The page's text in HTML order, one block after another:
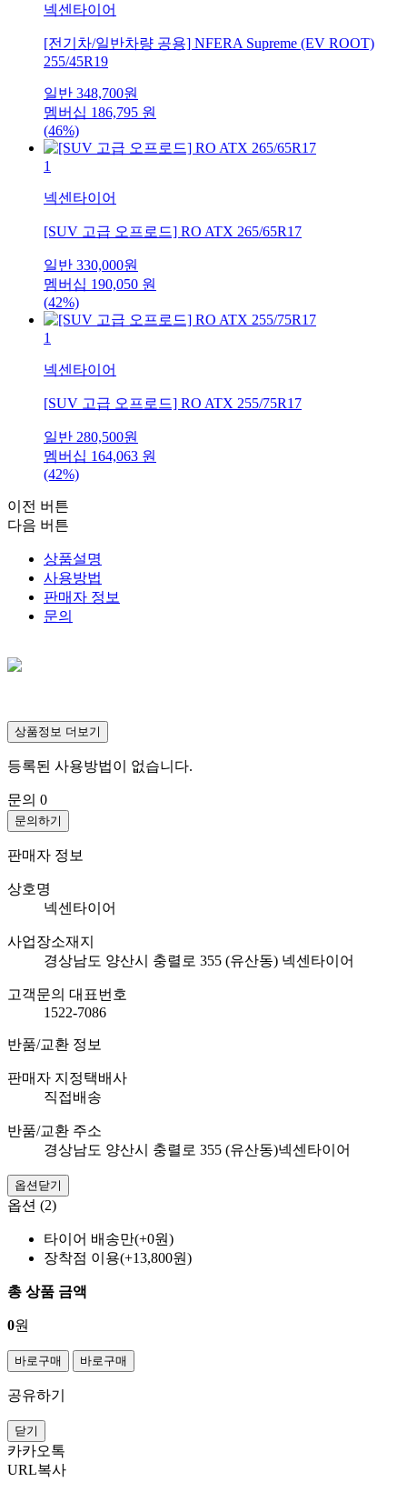
넥센타이어
[전기차/일반차량 공용] NFERA Supreme (EV ROOT)
255/45R19
일반 348,700원
멤버십 186,795 원
(46%)
1
넥센타이어
[SUV 고급 오프로드] RO ATX 265/65R17
일반 330,000원
멤버십 190,050 원
(42%)
1
넥센타이어
[SUV 고급 오프로드] RO ATX 255/75R17
일반 280,500원
멤버십 164,063 원
(42%)
이전 버튼
다음 버튼
상품설명
사용방법
판매자 정보
문의
상품정보 더보기
등록된 사용방법이 없습니다.
문의 0
문의하기
판매자 정보
상호명
넥센타이어
사업장소재지
경상남도 양산시 충렬로 355 (유산동) 넥센타이어
고객문의 대표번호
1522-7086
반품/교환 정보
판매자 지정택배사
직접배송
반품/교환 주소
경상남도 양산시 충렬로 355 (유산동)넥센타이어
옵션닫기
옵션 (2)
타이어 배송만(+0원)
장착점 이용(+13,800원)
총 상품 금액
0원
바로구매 바로구매
공유하기
닫기
카카오톡
URL복사